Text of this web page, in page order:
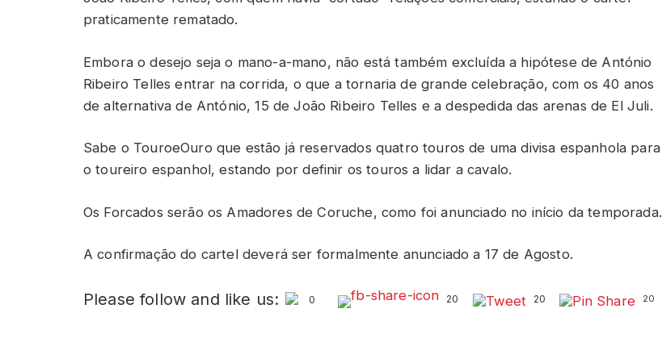
praticamente rematado.
Embora o desejo seja o mano-a-mano, não está também excluída a hipótese de António
Ribeiro Telles entrar na corrida, o que a tornaria de grande celebração, com os 40 anos
de alternativa de António, 15 de João Ribeiro Telles e a despedida das arenas de El Juli.
Sabe o TouroeOuro que estão já reservados quatro touros de uma divisa espanhola para
o toureiro espanhol, estando por definir os touros a lidar a cavalo.
Os Forcados serão os Amadores de Coruche, como foi anunciado no início da temporada.
A confirmação do cartel deverá ser formalmente anunciado a 17 de Agosto.
Please follow and like us: 0 20 20 20